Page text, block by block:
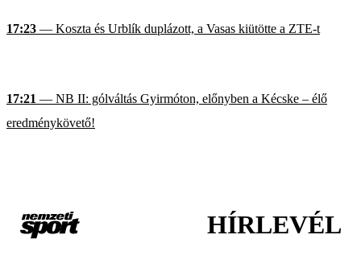
17:23 — Koszta és Urblík duplázott, a Vasas kiütötte a ZTE-t
17:21 — NB II: gólváltás Gyirmóton, előnyben a Kécske – élő
eredménykövető!
HÍRLEVÉL